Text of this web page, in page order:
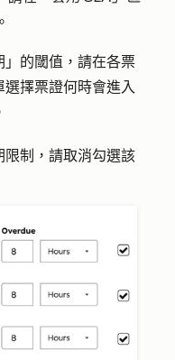
」的閾值，請在各票
擇票證何時會進入
限制，請取消勾選該